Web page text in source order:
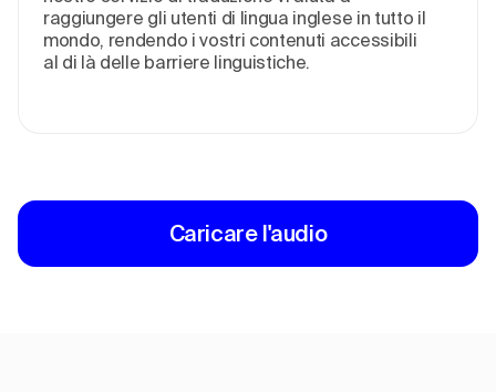
raggiungere gli utenti di lingua inglese in tutto il
mondo, rendendo i vostri contenuti accessibili
al di là delle barriere linguistiche.
Caricare l'audio